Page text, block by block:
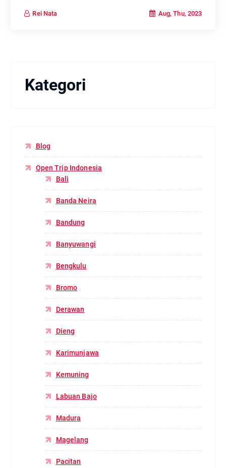
Rei Nata Aug, Thu, 2023
Kategori
Blog
Open Trip Indonesia
Bali
Banda Neira
Bandung
Banyuwangi
Bengkulu
Bromo
Derawan
Dieng
Karimunjawa
Kemuning
Labuan Bajo
Madura
Magelang
Pacitan